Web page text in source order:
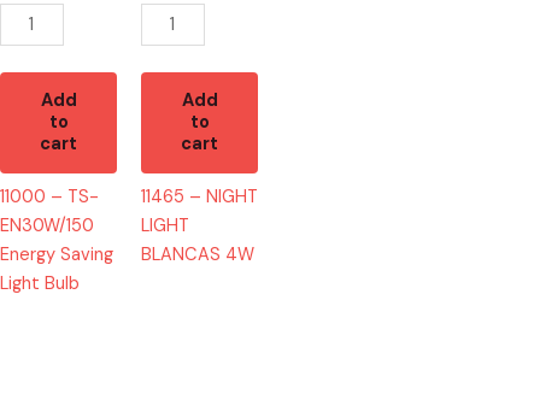
Bulb
quantity
Add
to
cart
11000 – TS-
EN30W/150
Energy Saving
Light Bulb
Add
to
cart
11465 – NIGHT
LIGHT
BLANCAS 4W